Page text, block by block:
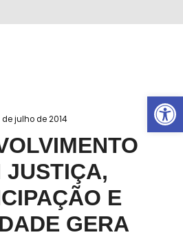
de julho de 2014
JUSTIÇA,
E
GERA